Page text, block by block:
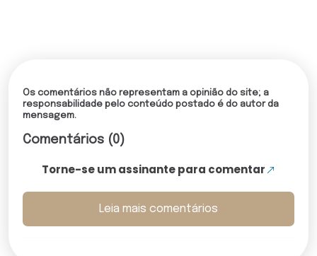
Os comentários não representam a opinião do site; a
responsabilidade pelo conteúdo postado é do autor da
mensagem.
Comentários (0)
Torne-se um assinante para comentar
Leia mais comentários